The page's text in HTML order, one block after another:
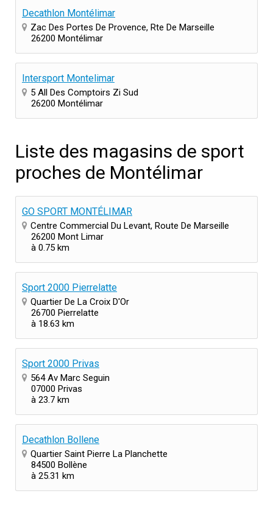
Decathlon Montélimar
Zac Des Portes De Provence, Rte De Marseille
26200 Montélimar
Intersport Montelimar
5 All Des Comptoirs Zi Sud
26200 Montélimar
Liste des magasins de sport
proches de Montélimar
GO SPORT MONTÉLIMAR
Centre Commercial Du Levant, Route De Marseille
26200 Mont Limar
à 0.75 km
Sport 2000 Pierrelatte
Quartier De La Croix D'Or
26700 Pierrelatte
à 18.63 km
Sport 2000 Privas
564 Av Marc Seguin
07000 Privas
à 23.7 km
Decathlon Bollene
Quartier Saint Pierre La Planchette
84500 Bollène
à 25.31 km